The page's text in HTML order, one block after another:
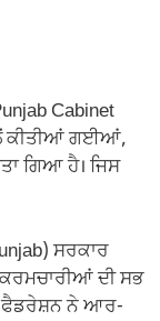
Cabinet
ਕੀਤੀਆਂ ਗਈਆਂ,
ਗਿਆ ਹੈ। ਜਿਸ
ਸਰਕਾਰ
ਕਰਮਚਾਰੀਆਂ ਦੀ ਸਭ
ਫੈਡਰੇਸ਼ਨ ਨੇ ਆਰ-